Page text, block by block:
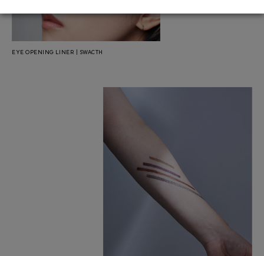
EYE OPENING LINER | SWACTH